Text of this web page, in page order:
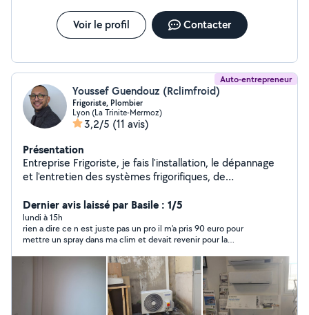
Voir le profil Contacter
Auto-entrepreneur
Youssef Guendouz (Rclimfroid)
Frigoriste, Plombier
Lyon (La Trinite-Mermoz)
3,2/5 (11 avis)
Présentation
Entreprise Frigoriste, je fais l'installation, le dépannage
et l'entretien des systèmes frigorifiques, de
plomberie sanitaire également. Disponible sur Lyon et la
région Devis gratuit par téléphone Intervention rapide
6/7
Dernier avis laissé par Basile : 1/5
lundi à 15h
rien a dire ce n est juste pas un pro il m'a pris 90 euro pour
mettre un spray dans ma clim et devait revenir pour la
rendes vous loupé très déçu de cette prestation proche du vol